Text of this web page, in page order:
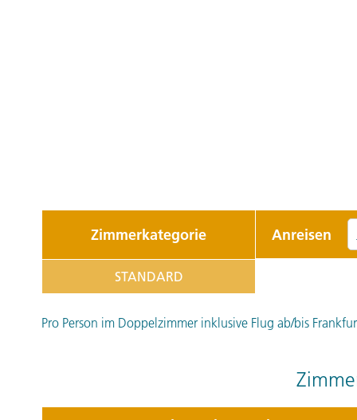
Zimmerkategorie Anreisen
STANDARD
Pro Person im Doppelzimmer inklusive Flug ab/bis